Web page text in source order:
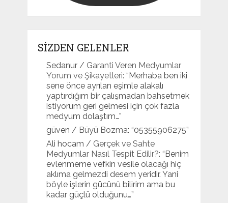
SİZDEN GELENLER
Sedanur/ Garanti Veren Medyumlar
Yorum ve Şikayetleri: “ Merhaba ben iki
sene önce ayrılan eşimle alakalı
yaptırdığım bir çalışmadan bahsetmek
istiyorum geri gelmesi için çok fazla
medyum dolaştım…”
güven / Büyü Bozma: “05355906275”
Ali hocam / Gerçek ve Sahte
Medyumlar Nasıl Tespit Edilir?: “ Benim
evlenmeme vefkin vesile olacağı hiç
aklıma gelmezdi desem yeridir. Yani
böyle işlerin gücünü bilirim ama bu
kadar güçlü olduğunu…”